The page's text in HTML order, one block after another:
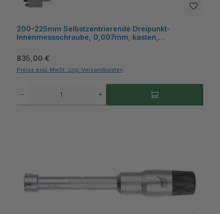
200–225mm Selbstzentrierende Dreipunkt-
Innenmessschraube, 0,007mm, kasten,
Regulärer Preis:
835,00 €
Preise exkl. MwSt. zzgl. Versandkosten